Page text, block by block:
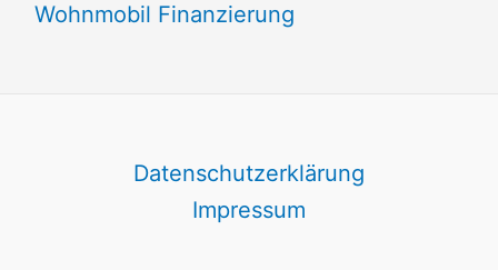
Wohnmobil Finanzierung
Datenschutzerklärung
Impressum